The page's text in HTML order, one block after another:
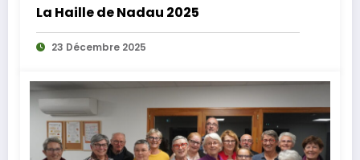
La Haille de Nadau 2025
23 Décembre 2025